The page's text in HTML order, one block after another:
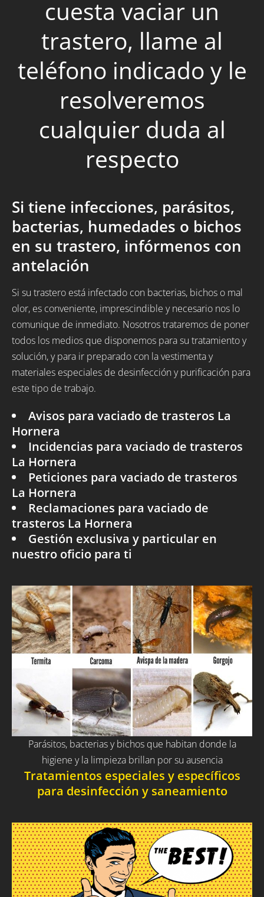
cuesta vaciar un
trastero, llame al
teléfono indicado y le
resolveremos
cualquier duda al
respecto
Si tiene infecciones, parásitos,
bacterias, humedades o bichos
en su trastero, infórmenos con
antelación
Si su trastero está infectado con bacterias, bichos o mal
olor, es conveniente, imprescindible y necesario nos lo
comunique de inmediato. Nosotros trataremos de poner
todos los medios que disponemos para su tratamiento y
solución, y para ir preparado con la vestimenta y
materiales especiales de desinfección y purificación para
este tipo de trabajo.
Avisos para vaciado de trasteros La
Hornera
Incidencias para vaciado de trasteros
La Hornera
Peticiones para vaciado de trasteros
La Hornera
Reclamaciones para vaciado de
trasteros La Hornera
Gestión exclusiva y particular en
nuestro oficio para ti
Parásitos, bacterias y bichos que habitan donde la
higiene y la limpieza brillan por su ausencia
Tratamientos especiales y específicos
para desinfección y saneamiento